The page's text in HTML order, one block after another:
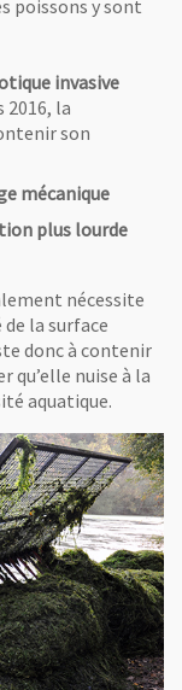
poissons y sont
invasive
2016, la
son
mécanique
plus lourde
nécessite
la surface
donc à contenir
qu’elle nuise à la
aquatique.